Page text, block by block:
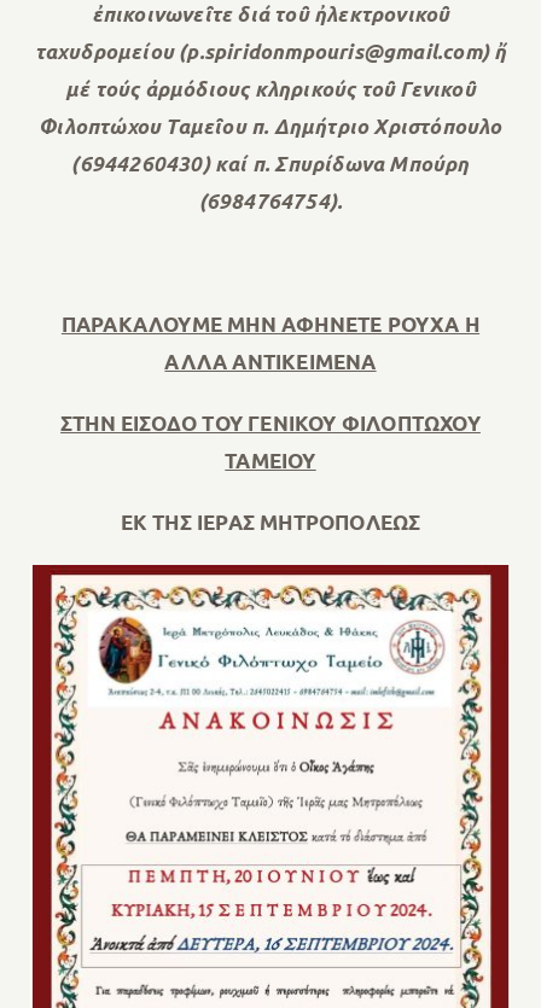
ἐπικοινωνεῖτε διά τοῦ ἠλεκτρονικοῦ
ταχυδρομείου (p.spiridonmpouris@gmail.com) ἤ
μέ τούς ἀρμόδιους κληρικούς τοῦ Γενικοῦ
Φιλοπτώχου Ταμεῖου π. Δημήτριο Χριστόπουλο
(6944260430) καί π. Σπυρίδωνα Μπούρη
(6984764754).
ΠΑΡΑΚΑΛΟΥΜΕ ΜΗΝ ΑΦΗΝΕΤΕ ΡΟΥΧΑ Η
ΑΛΛΑ ΑΝΤΙΚΕΙΜΕΝΑ
ΣΤΗΝ ΕΙΣΟΔΟ ΤΟΥ ΓΕΝΙΚΟΥ ΦΙΛΟΠΤΩΧΟΥ
ΤΑΜΕΙΟΥ
ΕΚ ΤΗΣ ΙΕΡΑΣ ΜΗΤΡΟΠΟΛΕΩΣ